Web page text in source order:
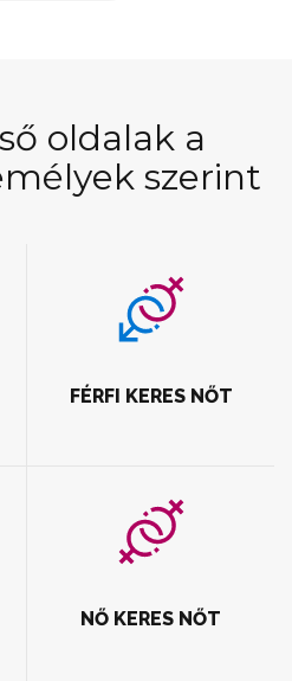
oldalak a
szerint
FÉRFI KERES NŐT
NŐ KERES NŐT